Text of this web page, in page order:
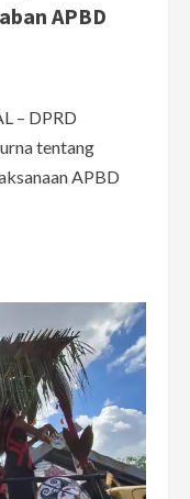
APBD
– DPRD
tentang
APBD